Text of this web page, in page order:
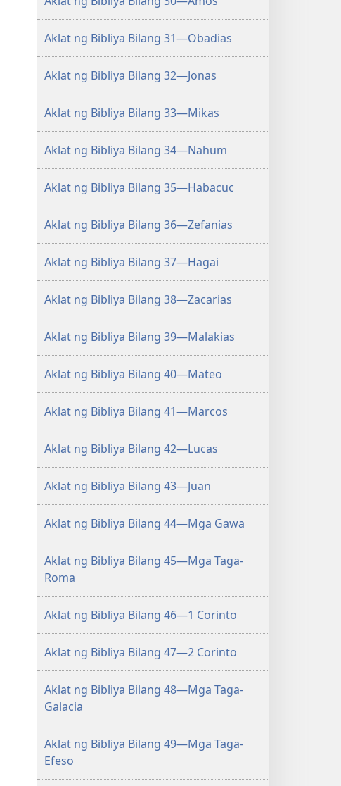
Aklat ng Bibliya Bilang 31—Obadias
Aklat ng Bibliya Bilang 32—Jonas
Aklat ng Bibliya Bilang 33—Mikas
Aklat ng Bibliya Bilang 34—Nahum
Aklat ng Bibliya Bilang 35—Habacuc
Aklat ng Bibliya Bilang 36—Zefanias
Aklat ng Bibliya Bilang 37—Hagai
Aklat ng Bibliya Bilang 38—Zacarias
Aklat ng Bibliya Bilang 39—Malakias
Aklat ng Bibliya Bilang 40—Mateo
Aklat ng Bibliya Bilang 41—Marcos
Aklat ng Bibliya Bilang 42—Lucas
Aklat ng Bibliya Bilang 43—Juan
Aklat ng Bibliya Bilang 44—Mga Gawa
Aklat ng Bibliya Bilang 45—Mga Taga-
Roma
Aklat ng Bibliya Bilang 46—1 Corinto
Aklat ng Bibliya Bilang 47—2 Corinto
Aklat ng Bibliya Bilang 48—Mga Taga-
Galacia
Aklat ng Bibliya Bilang 49—Mga Taga-
Efeso